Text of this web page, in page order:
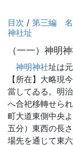
目次 / 第三編
神社址
（一一）神明
神明神社址は
【所在】大略現
當してゐる。明
へ合祀移轉せら
町大道東側中央
五分）東西の長
場先を通じて東